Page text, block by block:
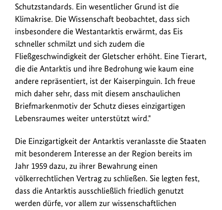
Schutzstandards. Ein wesentlicher Grund ist die
Klimakrise. Die Wissenschaft beobachtet, dass sich
insbesondere die Westantarktis erwärmt, das Eis
schneller schmilzt und sich zudem die
Fließgeschwindigkeit der Gletscher erhöht. Eine Tierart,
die die Antarktis und ihre Bedrohung wie kaum eine
andere repräsentiert, ist der Kaiserpinguin. Ich freue
mich daher sehr, dass mit diesem anschaulichen
Briefmarkenmotiv der Schutz dieses einzigartigen
Lebensraumes weiter unterstützt wird."
Die Einzigartigkeit der Antarktis veranlasste die Staaten
mit besonderem Interesse an der Region bereits im
Jahr 1959 dazu, zu ihrer Bewahrung einen
völkerrechtlichen Vertrag zu schließen. Sie legten fest,
dass die Antarktis ausschließlich friedlich genutzt
werden dürfe, vor allem zur wissenschaftlichen